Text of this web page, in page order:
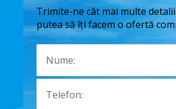
Trimite-ne cât mai multe
putea să îți facem o ofertă